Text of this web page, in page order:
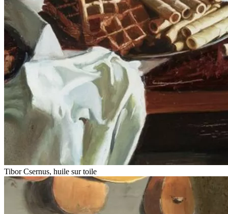
Tibor Csernus, huile sur toile